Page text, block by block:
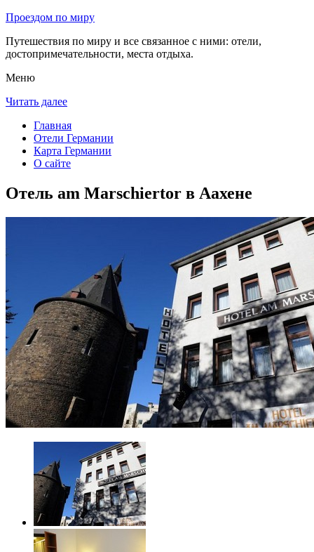
Проездом по миру
Путешествия по миру и все связанное с ними: отели,
достопримечательности, места отдыха.
Меню
Читать далее
Главная
Отели Германии
Карта Германии
О сайте
Отель am Marschiertor в Аахене